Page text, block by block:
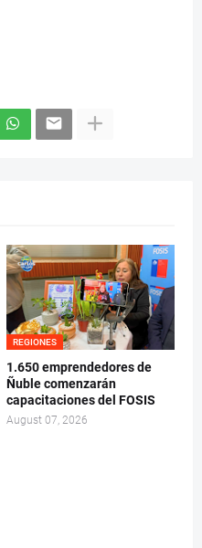
REGIONES
1.650 emprendedores de
Ñuble comenzarán
capacitaciones del FOSIS
August 07, 2026